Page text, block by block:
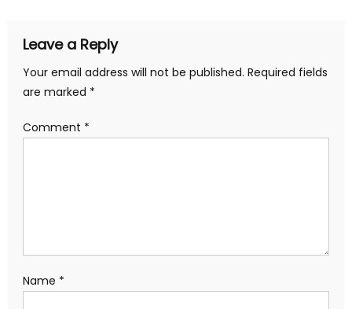
Leave a Reply
Your email address will not be published. Required fields
are marked *
Comment *
Name *